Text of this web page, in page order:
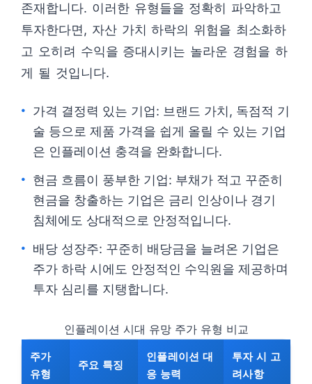
존재합니다. 이러한 유형들을 정확히 파악하고
투자한다면, 자산 가치 하락의 위험을 최소화하
고 오히려 수익을 증대시키는 놀라운 경험을 하
게 될 것입니다.
가격 결정력 있는 기업: 브랜드 가치, 독점적 기
술 등으로 제품 가격을 쉽게 올릴 수 있는 기업
은 인플레이션 충격을 완화합니다.
현금 흐름이 풍부한 기업: 부채가 적고 꾸준히
현금을 창출하는 기업은 금리 인상이나 경기
침체에도 상대적으로 안정적입니다.
배당 성장주: 꾸준히 배당금을 늘려온 기업은
주가 하락 시에도 안정적인 수익원을 제공하며
투자 심리를 지탱합니다.
인플레이션 시대 유망 주가 유형 비교
주가
유형
주요 특징
인플레이션 대
응 능력
투자 시 고
려사항